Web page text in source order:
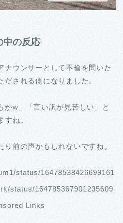
中の反応
ナウンサーとして不倫を問いた
される側になりました。
かw」「言い訳が見苦しい」と
ね。
前の声かもしれないですね。
status/16478538426699161
status/164785367901235609
Links